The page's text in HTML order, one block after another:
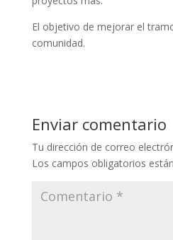
El objetivo de mejorar el
comunidad.
Enviar comentario
Tu dirección de correo
Los campos obligatorios